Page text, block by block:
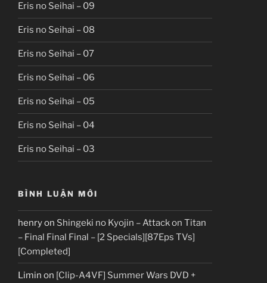
Eris no Seihai – 09
Eris no Seihai – 08
Eris no Seihai – 07
Eris no Seihai – 06
Eris no Seihai – 05
Eris no Seihai – 04
Eris no Seihai – 03
BÌNH LUẬN MỚI
henryon Shingeki no Kyojin – Attack on Titan
– Final Final Final – [2 Specials][87Eps TVs]
[Completed]
Limin on [Clip-A4VF] Summer Wars DVD +